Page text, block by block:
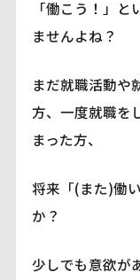
「働こう！」
ませんよね？
まだ就職活動や
方、一度就職を
まった方、
将来「(また)働
か？
少しでも意欲が